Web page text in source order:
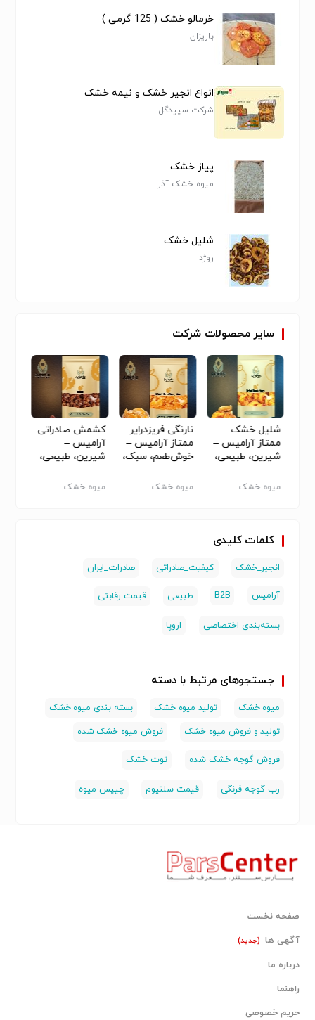
سایرمحصولات شرکت
شلیل خشک
ممتاز آرامیس –
شیرین، طبیعی،
نرم،
میوه خشک
نارنگی فریزدرایر
ممتاز آرامیس –
خوش‌طعم، سبک،
میوه خشک
کشمش صادراتی
آرامیس –
شیرین، طبیعی،
جهانی،قیمت
میوه خشک
خرمالو خشک ( 125 گرمی )
باریزان
انواع انجیر خشک و نیمه خشک
شرکت سپیدگل
پیاز خشک
میوه خشک آذر
شلیل خشک
روژدا
کلمات کلیدی
انجیر_خشک کیفیت_صادراتی صادرات_ایران
آرامیس B2B طبیعی قیمت رقابتی
بسته‌بندی اختصاصی اروپا
جستجوهای مرتبط با دسته
میوه خشک تولید میوه خشک
بسته بندی میوه خشک
تولید و فروش میوه خشک
فروش میوه خشک شده
فروش گوجه خشک شده توت خشک
رب گوجه فرنگی قیمت سلنیوم چیپس میوه
صفحه نخست
آگهی ها (جدید)
درباره ما
راهنما
حریم خصوصی